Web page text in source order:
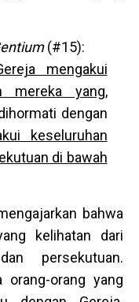
(#15):
mengakui
mereka yang,
dengan
keseluruhan
di bawah
bahwa
kelihatan dari
persekutuan.
orang-orang yang